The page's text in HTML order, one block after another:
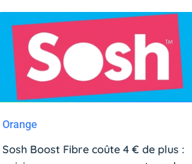
Orange
Sosh Boost Fibre coûte 4 € de plus :